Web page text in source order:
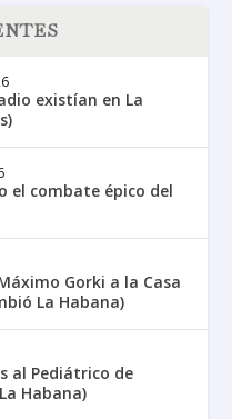
existían en La
el combate épico del
Gorki a la Casa
La Habana)
al Pediátrico de
Habana)